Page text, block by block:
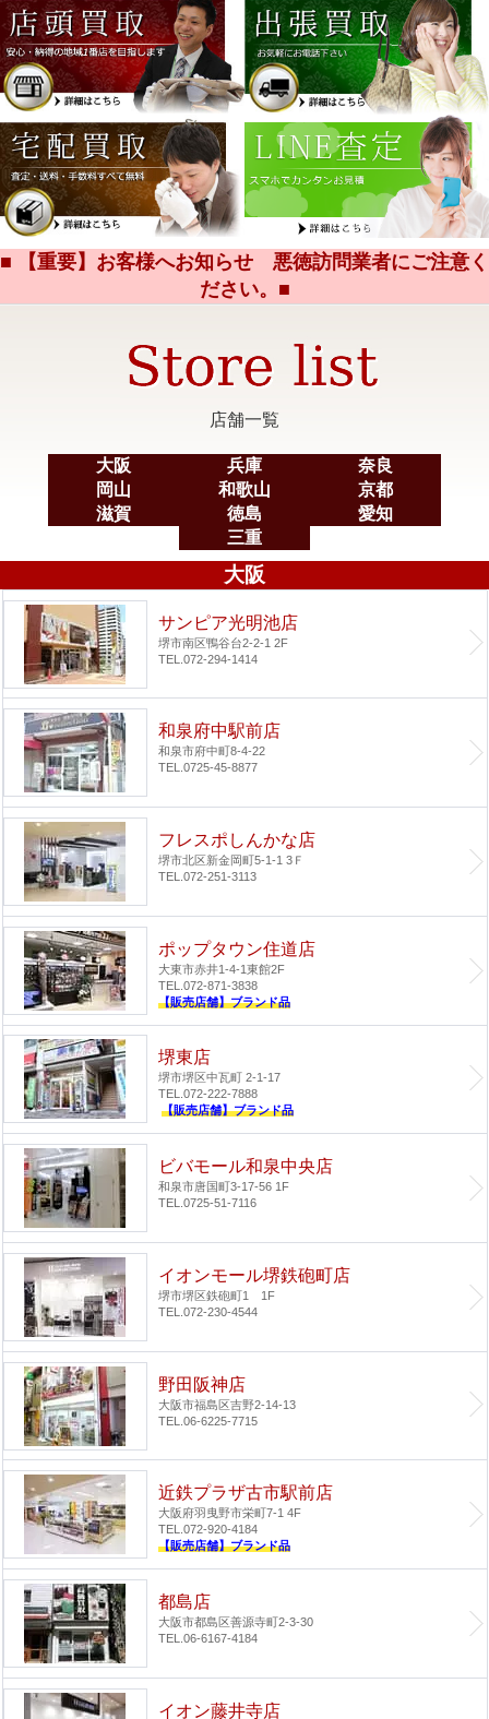
■ 【重要】お客様へお知らせ 悪徳訪問業者にご注意く
ださい。■
店舗一覧
大阪 兵庫
奈良
岡山
和歌山
京都
滋賀
徳島
愛知
三重
大阪
サンピア光明池店
堺市南区鴨谷台2-2-1 2F
TEL.072-294-1414
和泉府中駅前店
和泉市府中町8-4-22
TEL.0725-45-8877
フレスポしんかな店
堺市北区新金岡町5-1-1 3Ｆ
TEL.072-251-3113
ポップタウン住道店
大東市赤井1-4-1東館2F
TEL.072-871-3838
【販売店舗】ブランド品
堺東店
堺市堺区中瓦町 2-1-17
TEL.072-222-7888
【販売店舗】ブランド品
ビバモール和泉中央店
和泉市唐国町3-17-56 1F
TEL.0725-51-7116
イオンモール堺鉄砲町店
堺市堺区鉄砲町1 1F
TEL.072-230-4544
野田阪神店
大阪市福島区吉野2-14-13
TEL.06-6225-7715
近鉄プラザ古市駅前店
大阪府羽曳野市栄町7-1 4F
TEL.072-920-4184
【販売店舗】ブランド品
都島店
大阪市都島区善源寺町2-3-30
TEL.06-6167-4184
イオン藤井寺店